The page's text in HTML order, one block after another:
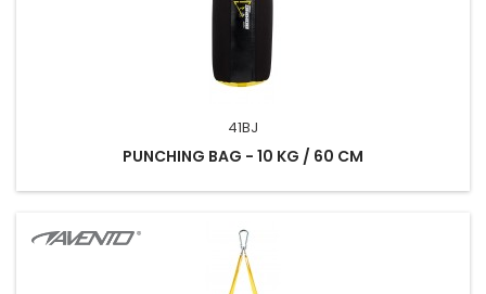
41BJ
PUNCHING BAG - 10 KG / 60 CM